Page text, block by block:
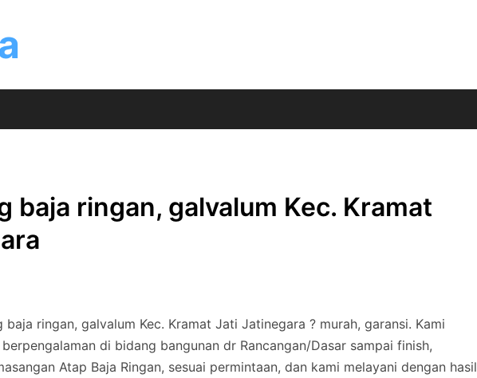
baja ringan, galvalum Kec. Kramat
baja ringan, galvalum Kec. Kramat Jati Jatinegara ? murah, garansi. Kami
di bidang bangunan dr Rancangan/Dasar sampai finish,
Atap Baja Ringan, sesuai permintaan, dan kami melayani dengan hasil